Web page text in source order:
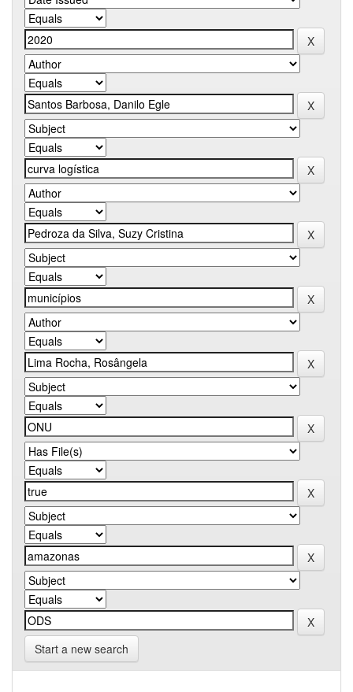
Start a new search